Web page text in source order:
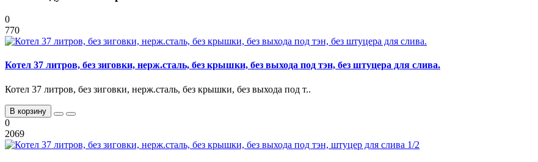
0
770
Котел 37 литров, без зиговки, нерж.сталь, без крышки, без выхода под тэн, без штуцера для слива.
Котел 37 литров, без зиговки, нерж.сталь, без крышки, без выхода под т..
В корзину
0
2069